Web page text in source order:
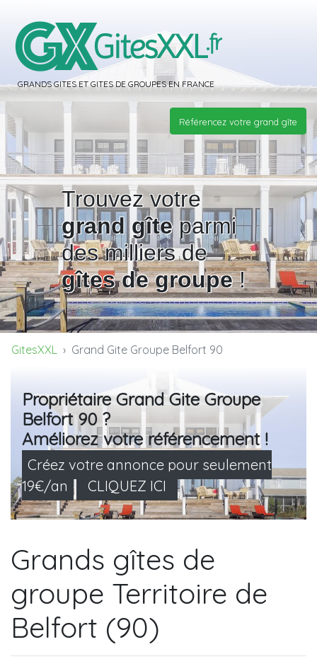
GRANDS GITES ET GITES DE GROUPES EN FRANCE
Référencez votre grand gîte
Trouvez votre
grand gîteparmi
des milliers de
gîtes de groupe!
GitesXXL Grand Gite Groupe Belfort 90
Propriétaire Grand Gite Groupe
Belfort 90 ?
Améliorez votre référencement !
Créez votre annonce pour seulement
19€/an
CLIQUEZ ICI
Grands gîtes de
groupe Territoire de
Belfort (90)